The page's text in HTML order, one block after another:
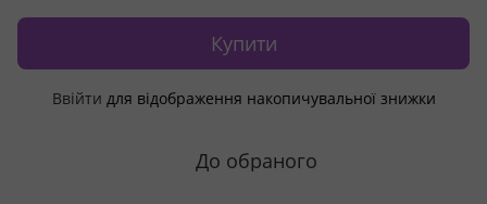
Купити
Ввійти для відображення накопичувальної знижки
До обраного